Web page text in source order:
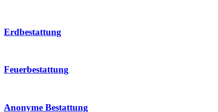
Erdbestattung
Feuerbestattung
Anonyme Bestattung